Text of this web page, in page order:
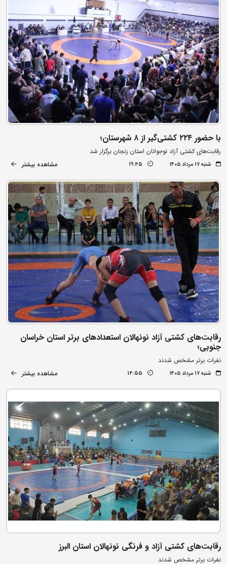
با حضور ۲۲۴ کشتی‌گیر از ۸ شهرستان؛
رقابت‌های کشتی آزاد نوجوانان استان زنجان برگزار شد
شنبه ۱۷ مرداد ۱۴۰۵ 19:45 مشاهده بیشتر
رقابت‌های کشتی آزاد نونهالان استعدادهای برتر استان خراسان
جنوبی؛
نفرات برتر مشخص شدند
شنبه ۱۷ مرداد ۱۴۰۵ 14:55 مشاهده بیشتر
رقابت‌های کشتی آزاد و فرنگی نونهالان استان البرز
نفرات برتر مشخص شدند